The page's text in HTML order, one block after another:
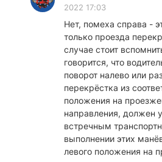
2022 17:03
Нет, помеха справа -
только проезда
случае стоит
говорится, что
поворот налево или
перекрёстка из
положения на
направления, должен
встречным
выполнении этих
левого положения на